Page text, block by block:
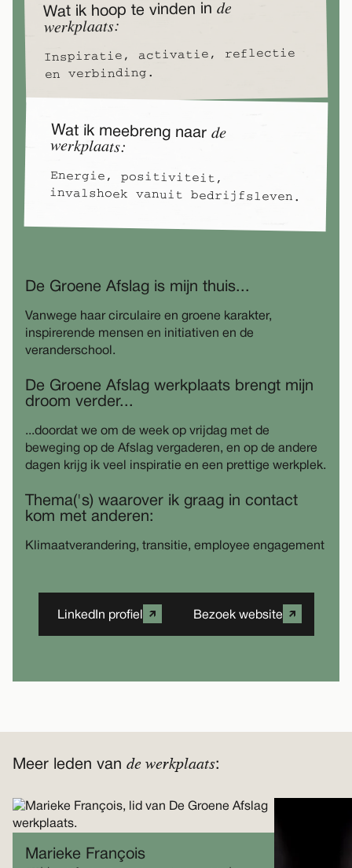
Wat ik hoop te vinden inde
werkplaats:
Inspiratie, activatie, reflectie
en verbinding.
Wat ik meebreng naar de
werkplaats:
Energie, positiviteit,
invalshoek vanuit bedrijfsleven.
De Groene Afslag is mijn thuis...
Vanwege haar circulaire en groene karakter,
inspirerende mensen en initiativen en de
veranderschool.
De Groene Afslag werkplaats brengt mijn
droom verder...
...doordat we om de week op vrijdag met de
beweging op de Afslag vergaderen, en op de andere
dagen krijg ik veel inspiratie en een prettige werkplek.
Thema('s) waarover ik graag in contact
kom met anderen:
Klimaatverandering, transitie, employee engagement
LinkedIn profiel Bezoek website
Meer leden van de werkplaats:
Marieke François